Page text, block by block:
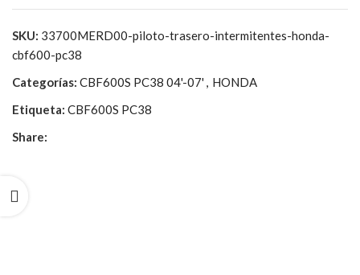
SKU: 33700MERD00-piloto-trasero-intermitentes-honda-
cbf600-pc38
Categorías: CBF600S PC38 04'-07' , HONDA
Etiqueta: CBF600S PC38
Share: